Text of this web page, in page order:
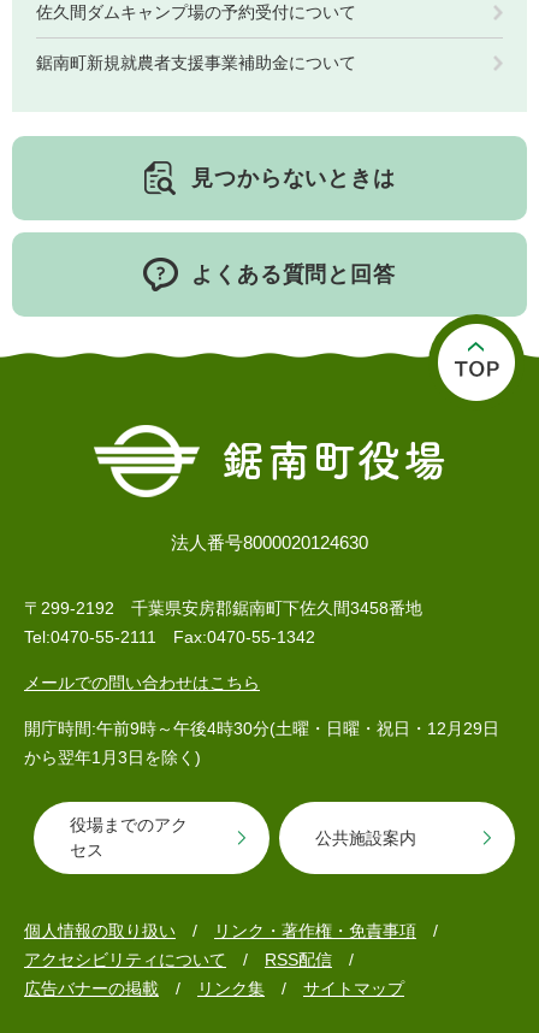
佐久間ダムキャンプ場の予約受付について
鋸南町新規就農者支援事業補助金について
見つからないときは
よくある質問と回答
法人番号8000020124630
〒299-2192 千葉県安房郡鋸南町下佐久間3458番地
Tel:0470-55-2111 Fax:0470-55-1342
メールでの問い合わせはこちら
開庁時間:午前9時～午後4時30分(土曜・日曜・祝日・12月29日
から翌年1月3日を除く)
役場までのアク
セス
公共施設案内
個人情報の取り扱い
リンク・著作権・免責事項
アクセシビリティについて
RSS配信
広告バナーの掲載
リンク集 サイトマップ